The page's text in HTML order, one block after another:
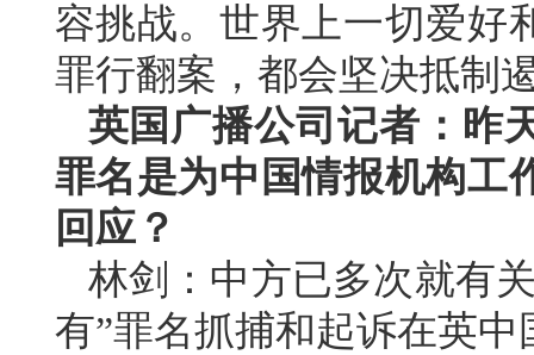
容挑战。世界上一切爱好
罪行翻案，都会坚决抵制
英国广播公司记者：昨
罪名是为中国情报机构工
回应？
林剑：中方已多次就有
有”罪名抓捕和起诉在英